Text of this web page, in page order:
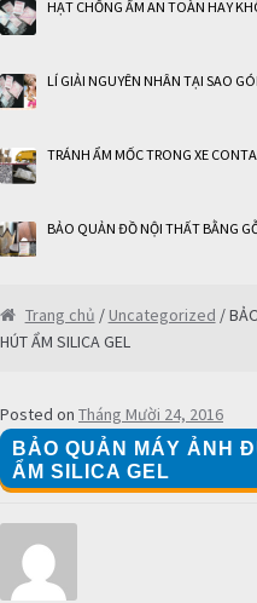
HẠT CHỐNG ẨM AN TOÀN HAY
LÍ GIẢI NGUYÊN NHÂN TẠI SAO
TRÁNH ẨM MỐC TRONG XE
BẢO QUẢN ĐỒ NỘI THẤT BẰNG
Trang chủ / Uncategorized /
HÚT ẨM SILICA GEL
Posted on Tháng Mười 24, 2016
BẢO QUẢN MÁY ẢNH
ẨM SILICA GEL